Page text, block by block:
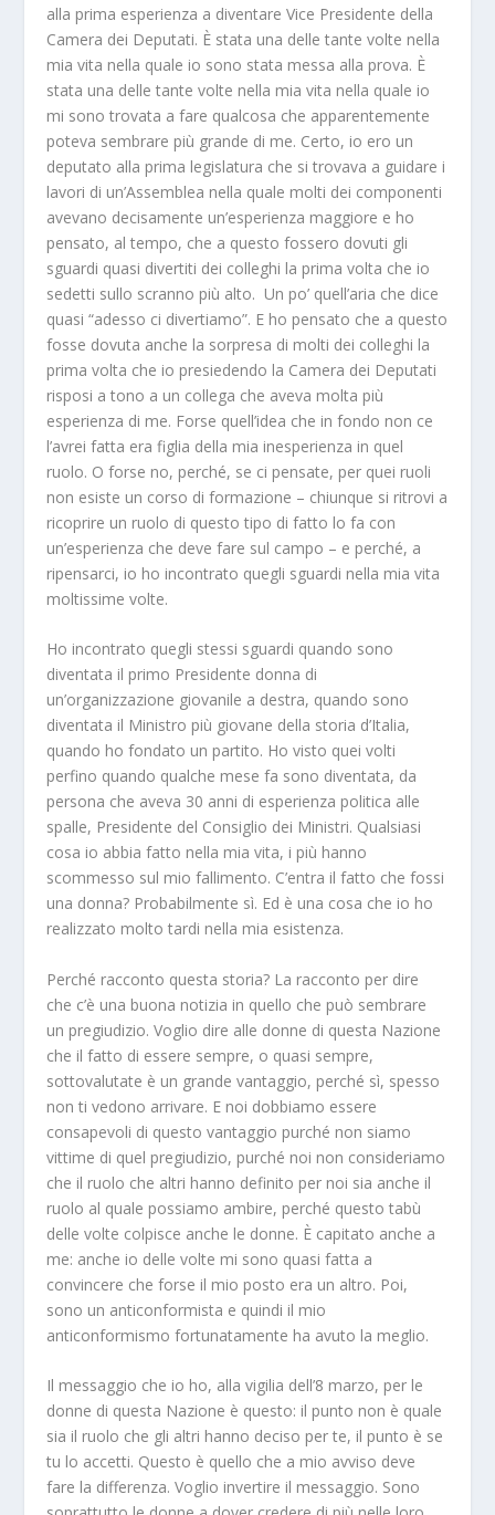
alla prima esperienza a diventare Vice Presidente della
Camera dei Deputati. È stata una delle tante volte nella
mia vita nella quale io sono stata messa alla prova. È
stata una delle tante volte nella mia vita nella quale io
mi sono trovata a fare qualcosa che apparentemente
poteva sembrare più grande di me. Certo, io ero un
deputato alla prima legislatura che si trovava a guidare i
lavori di un’Assemblea nella quale molti dei componenti
avevano decisamente un’esperienza maggiore e ho
pensato, al tempo, che a questo fossero dovuti gli
sguardi quasi divertiti dei colleghi la prima volta che io
sedetti sullo scranno più alto. Un po’ quell’aria che dice
quasi “adesso ci divertiamo”. E ho pensato che a questo
fosse dovuta anche la sorpresa di molti dei colleghi la
prima volta che io presiedendo la Camera dei Deputati
risposi a tono a un collega che aveva molta più
esperienza di me. Forse quell’idea che in fondo non ce
l’avrei fatta era figlia della mia inesperienza in quel
ruolo. O forse no, perché, se ci pensate, per quei ruoli
non esiste un corso di formazione – chiunque si ritrovi a
ricoprire un ruolo di questo tipo di fatto lo fa con
un’esperienza che deve fare sul campo – e perché, a
ripensarci, io ho incontrato quegli sguardi nella mia vita
moltissime volte.
Ho incontrato quegli stessi sguardi quando sono
diventata il primo Presidente donna di
un’organizzazione giovanile a destra, quando sono
diventata il Ministro più giovane della storia d’Italia,
quando ho fondato un partito. Ho visto quei volti
perfino quando qualche mese fa sono diventata, da
persona che aveva 30 anni di esperienza politica alle
spalle, Presidente del Consiglio dei Ministri. Qualsiasi
cosa io abbia fatto nella mia vita, i più hanno
scommesso sul mio fallimento. C’entra il fatto che fossi
una donna? Probabilmente sì. Ed è una cosa che io ho
realizzato molto tardi nella mia esistenza.
Perché racconto questa storia? La racconto per dire
che c’è una buona notizia in quello che può sembrare
un pregiudizio. Voglio dire alle donne di questa Nazione
che il fatto di essere sempre, o quasi sempre,
sottovalutate è un grande vantaggio, perché sì, spesso
non ti vedono arrivare. E noi dobbiamo essere
consapevoli di questo vantaggio purché non siamo
vittime di quel pregiudizio, purché noi non consideriamo
che il ruolo che altri hanno definito per noi sia anche il
ruolo al quale possiamo ambire, perché questo tabù
delle volte colpisce anche le donne. È capitato anche a
me: anche io delle volte mi sono quasi fatta a
convincere che forse il mio posto era un altro. Poi,
sono un anticonformista e quindi il mio
anticonformismo fortunatamente ha avuto la meglio.
Il messaggio che io ho, alla vigilia dell’8 marzo, per le
donne di questa Nazione è questo: il punto non è quale
sia il ruolo che gli altri hanno deciso per te, il punto è se
tu lo accetti. Questo è quello che a mio avviso deve
fare la differenza. Voglio invertire il messaggio. Sono